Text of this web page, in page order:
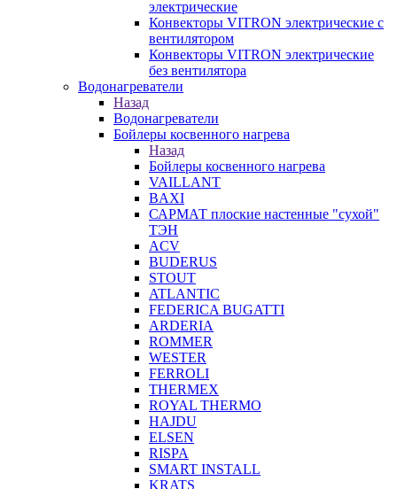
электрические
Конвекторы VITRON электрические с
вентилятором
Конвекторы VITRON электрические
без вентилятора
Водонагреватели
Назад
Водонагреватели
Бойлеры косвенного нагрева
Назад
Бойлеры косвенного нагрева
VAILLANT
BAXI
САРМАТ плоские настенные "сухой"
ТЭН
ACV
BUDERUS
STOUT
ATLANTIC
FEDERICA BUGATTI
ARDERIA
ROMMER
WESTER
FERROLI
THERMEX
ROYAL THERMO
HAJDU
ELSEN
RISPA
SMART INSTALL
KRATS